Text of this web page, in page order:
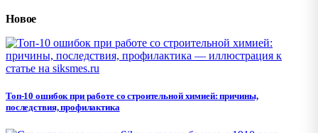
Новое
Топ-10 ошибок при работе со строительной химией: причины,
последствия, профилактика